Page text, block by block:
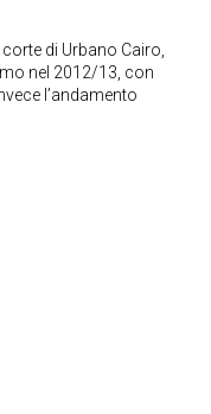
di Urbano Cairo,
nel 2012/13, con
l’andamento